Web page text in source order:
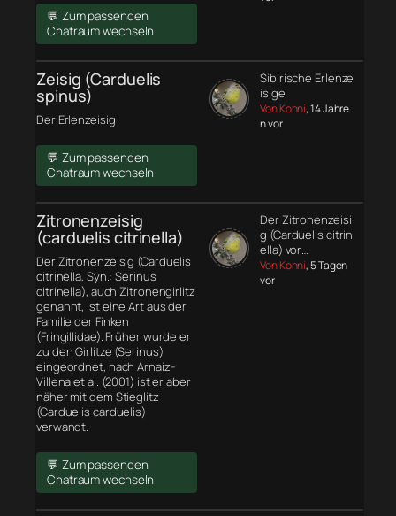
💬 Zum passenden
Chatraum wechseln
Zeisig (Carduelis
spinus)
Der Erlenzeisig
💬 Zum passenden
Chatraum wechseln
Sibirische Erlenze
isige
Von Konni, 14 Jahre
n vor
Zitronenzeisig
(carduelis citrinella)
Der Zitronenzeisig (Carduelis
citrinella, Syn.: Serinus
citrinella), auch Zitronengirlitz
genannt, ist eine Art aus der
Familie der Finken
(Fringillidae). Früher wurde er
zu den Girlitze (Serinus)
eingeordnet, nach Arnaiz-
Villena et al. (2001) ist er aber
näher mit dem Stieglitz
(Carduelis carduelis)
verwandt.
💬 Zum passenden
Chatraum wechseln
Der Zitronenzeisi
g (Carduelis citrin
ella) vor…
Von Konni, 5 Tagen
vor